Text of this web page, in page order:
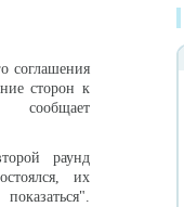
соглашения
сторон к
раунд
их